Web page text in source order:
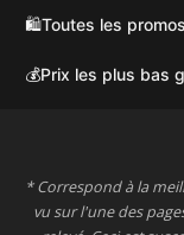
🛍️Toutes les
💰Prix les plus bas
* Correspond à la
vu sur l'une des